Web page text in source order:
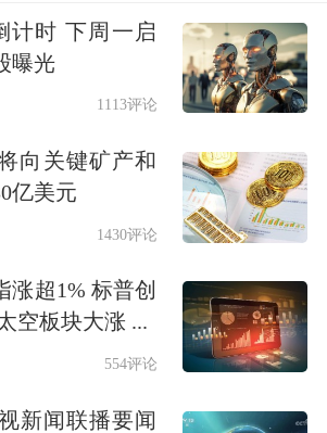
方向来看：
美国总统特朗普称伊朗
结束”，暗示本周可能达
黄金
站上4800美元/盎
日以来累计上涨近10%。
，受国内整改停产叠加海
因素影响，碳酸锂供应短
。当前碳酸锂期货主力合约
计时 下周一启
曝光
1113评论
向关键矿产和
亿美元
1430评论
涨超1% 标普创
空板块大涨 ...
554评论
新闻联播要闻